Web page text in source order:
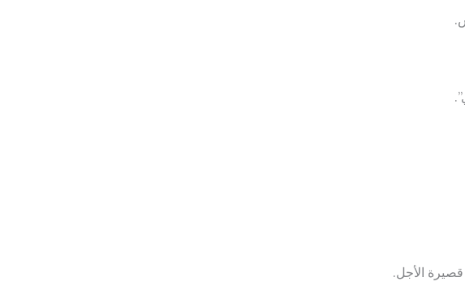
الأجل.